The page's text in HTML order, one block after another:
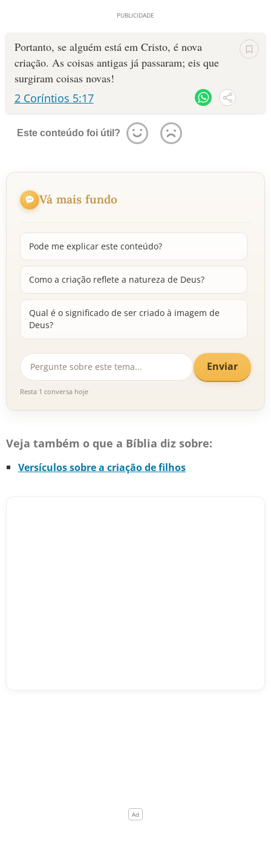
Portanto, se alguém está em Cristo, é nova
criação. As coisas antigas já passaram; eis que
surgiram coisas novas!
2 Coríntios 5:17
Este conteúdo foi útil?
Vá mais fundo
Pode me explicar este conteúdo?
Como a criação reflete a natureza de Deus?
Qual é o significado de ser criado à imagem de
Deus?
Enviar
Resta 1 conversa hoje
Veja também o que a Bíblia diz sobre:
Versículos sobre a criação de filhos